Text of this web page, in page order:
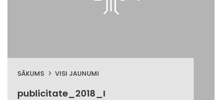
SĀKUMS VISI JAUNUMI
publicitate_2018_I